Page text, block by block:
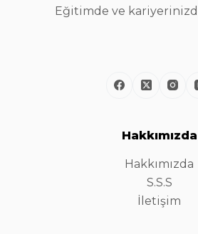
Eğitimde ve
Hakkımızda
Hakkımızda
S.S.S
İletişim